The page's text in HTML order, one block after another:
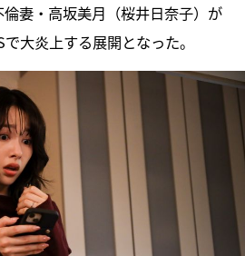
妻・高坂美月（桜井日奈子）が
大炎上する展開となった。